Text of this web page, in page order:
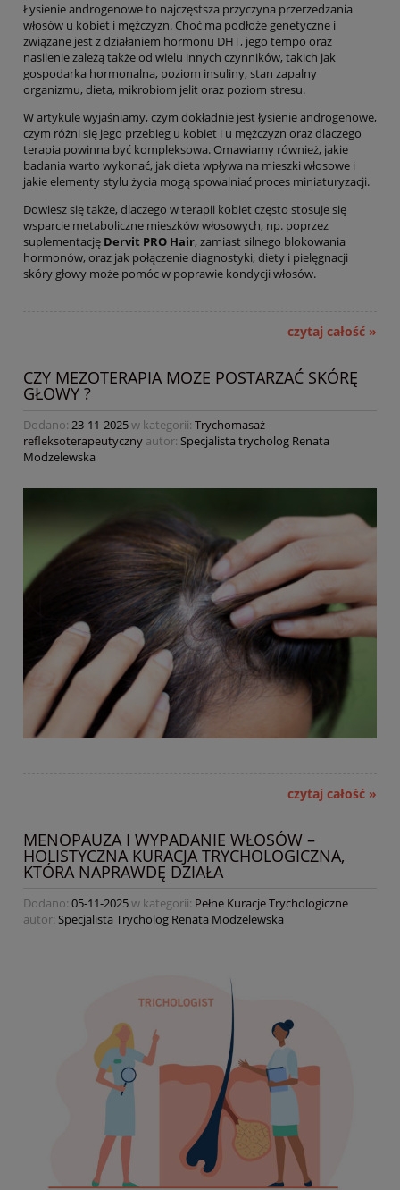
Łysienie androgenowe to najczęstsza przyczyna przerzedzania
włosów u kobiet i mężczyzn. Choć ma podłoże genetyczne i
związane jest z działaniem hormonu DHT, jego tempo oraz
nasilenie zależą także od wielu innych czynników, takich jak
gospodarka hormonalna, poziom insuliny, stan zapalny
organizmu, dieta, mikrobiom jelit oraz poziom stresu.
W artykule wyjaśniamy, czym dokładnie jest łysienie androgenowe,
czym różni się jego przebieg u kobiet i u mężczyzn oraz dlaczego
terapia powinna być kompleksowa. Omawiamy również, jakie
badania warto wykonać, jak dieta wpływa na mieszki włosowe i
jakie elementy stylu życia mogą spowalniać proces miniaturyzacji.
Dowiesz się także, dlaczego w terapii kobiet często stosuje się
wsparcie metaboliczne mieszków włosowych, np. poprzez
suplementację Dervit PRO Hair, zamiast silnego blokowania
hormonów, oraz jak połączenie diagnostyki, diety i pielęgnacji
skóry głowy może pomóc w poprawie kondycji włosów.
czytaj całość »
CZY MEZOTERAPIA MOZE POSTARZAĆ SKÓRĘ
GŁOWY ?
Dodano: 23-11-2025w kategorii: Trychomasaż
refleksoterapeutyczny autor: Specjalista trycholog Renata
Modzelewska
czytaj całość »
MENOPAUZA I WYPADANIE WŁOSÓW –
HOLISTYCZNA KURACJA TRYCHOLOGICZNA,
KTÓRA NAPRAWDĘ DZIAŁA
Dodano: 05-11-2025w kategorii: Pełne Kuracje Trychologiczne
autor: Specjalista Trycholog Renata Modzelewska